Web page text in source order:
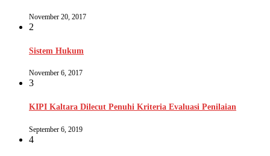
November 20, 2017
2
Sistem Hukum
November 6, 2017
3
KIPI Kaltara Dilecut Penuhi Kriteria Evaluasi Penilaian
September 6, 2019
4